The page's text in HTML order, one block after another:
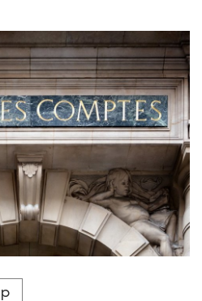
entre autres, à APF
aux contrats-cadres